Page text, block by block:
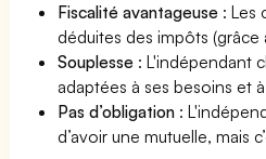
Fiscalité avantageuse : Les
déduites des impôts (grâce
Souplesse : L'indépendant
adaptées à ses besoins et
Pas d’obligation :
d’avoir une mutuelle, mais